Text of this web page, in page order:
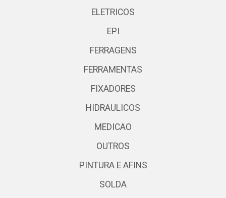
ELETRICOS
EPI
FERRAGENS
FERRAMENTAS
FIXADORES
HIDRAULICOS
MEDICAO
OUTROS
PINTURA E AFINS
SOLDA